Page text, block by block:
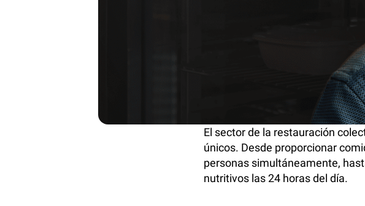
El sector de la restauración
únicos. Desde proporcionar
personas simultáneamente,
nutritivos las 24 horas del día.